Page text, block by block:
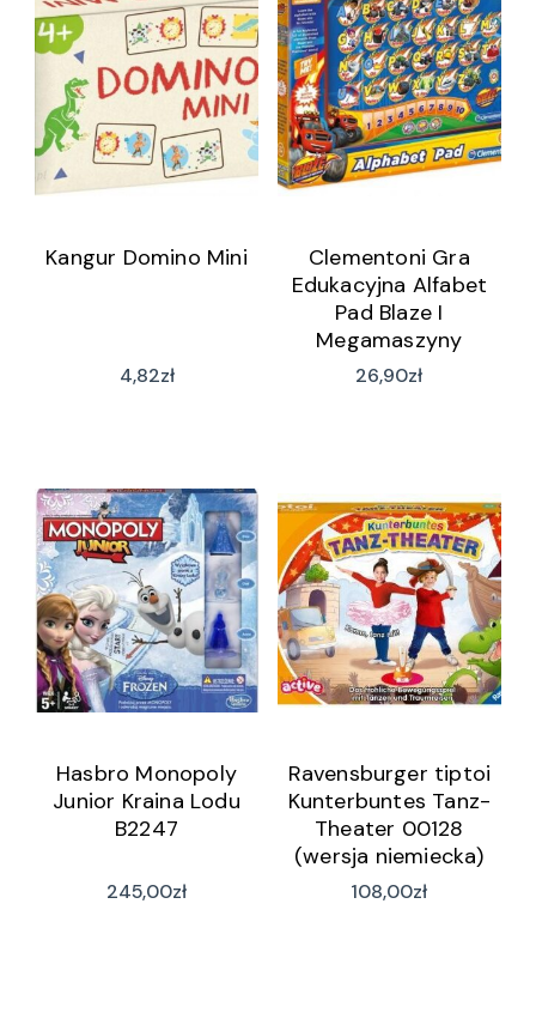
Kangur Domino Mini
4,82zł
Clementoni Gra
Edukacyjna Alfabet
Pad Blaze I
Megamaszyny
26,90zł
Hasbro Monopoly
Junior Kraina Lodu
B2247
245,00zł
Ravensburger tiptoi
Kunterbuntes Tanz-
Theater 00128
(wersja niemiecka)
108,00zł